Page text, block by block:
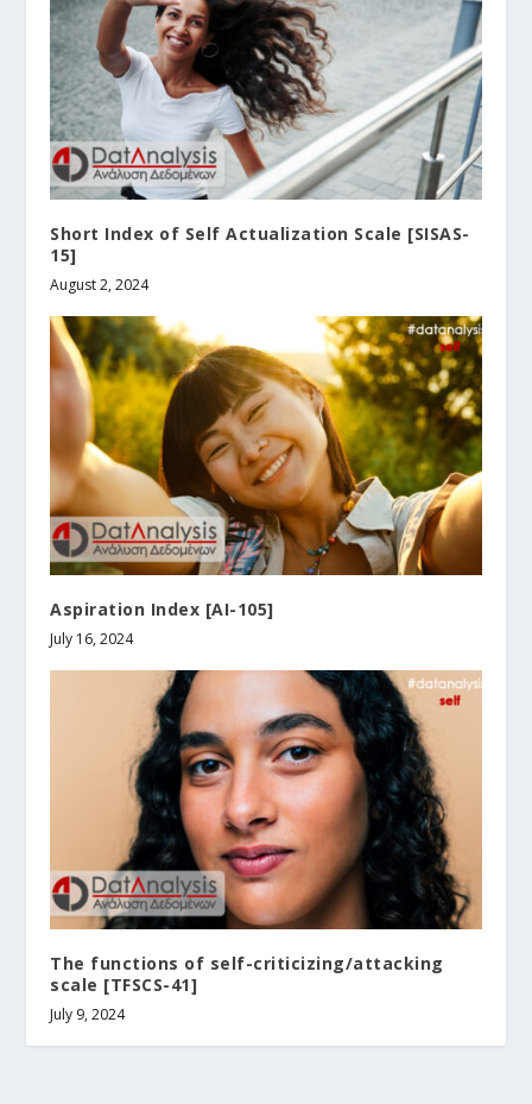
Short Index of Self Actualization Scale [SISAS-
15]
August 2, 2024
Aspiration Index [AI-105]
July 16, 2024
The functions of self-criticizing/attacking
scale [TFSCS-41]
July 9, 2024